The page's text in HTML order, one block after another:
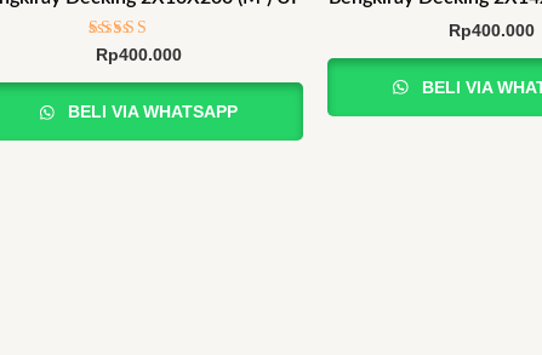
Dinilai
dari 5
Rp400.000
BELI VIA WHATSAPP
Rp400.000
BELI VIA